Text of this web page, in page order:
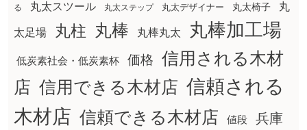
る
丸太スツール 丸太ステップ 丸太デザイナー 丸太椅子 丸
太足場 丸柱 丸棒 丸棒丸太 丸棒加工場
低炭素社会・低炭素杯 価格
信用される木材
店 信用できる木材店 信頼される
木材店 信頼できる木材店 値段
兵庫